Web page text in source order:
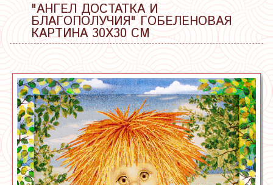
"АНГЕЛ ДОСТАТКА И
БЛАГОПОЛУЧИЯ" ГОБЕЛЕНОВАЯ
КАРТИНА 30Х30 СМ